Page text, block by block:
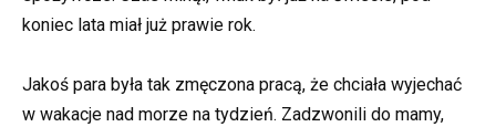
koniec lata miał już prawie rok.
Jakoś para była tak zmęczona pracą, że chciała wyjechać
w wakacje nad morze na tydzień. Zadzwonili do mamy,